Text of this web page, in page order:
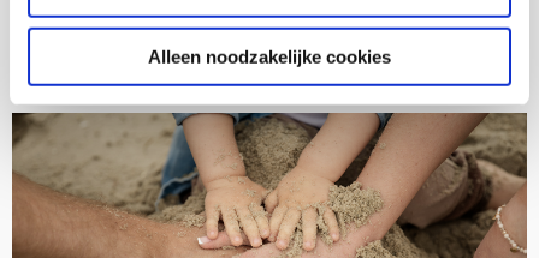
Alleen noodzakelijke cookies